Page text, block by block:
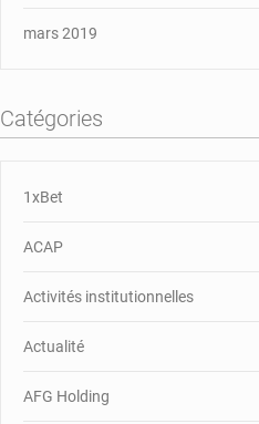
mars 2019
Catégories
1xBet
ACAP
Activités institutionnelles
Actualité
AFG Holding